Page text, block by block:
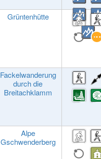
Grüntenhütte
Fackelwanderung
durch die
Breitachklamm
Alpe
Gschwenderberg